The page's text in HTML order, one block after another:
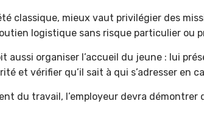
classique, mieux vaut privilégier des
logistique sans risque particulier ou
aussi organiser l’accueil du jeune : lui
et vérifier qu’il sait à qui s’adresser en
du travail, l’employeur devra